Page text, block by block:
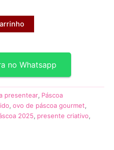
no Whatsapp
presentear, Páscoa
, ovo de páscoa gourmet,
2025, presente criativo,